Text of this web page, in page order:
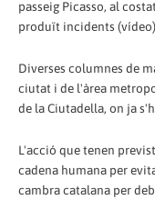
passeig Picasso, al
produït incidents
Diverses columnes de
ciutat i de l'àrea
de la Ciutadella, on ja
L'acció que tenen
cadena humana per
cambra catalana per